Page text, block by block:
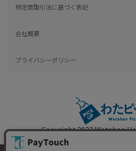
特定商取引法に基づく表記
会社概要
プライバシーポリシー
Copyright 2022Watahan
Powered by Watahan